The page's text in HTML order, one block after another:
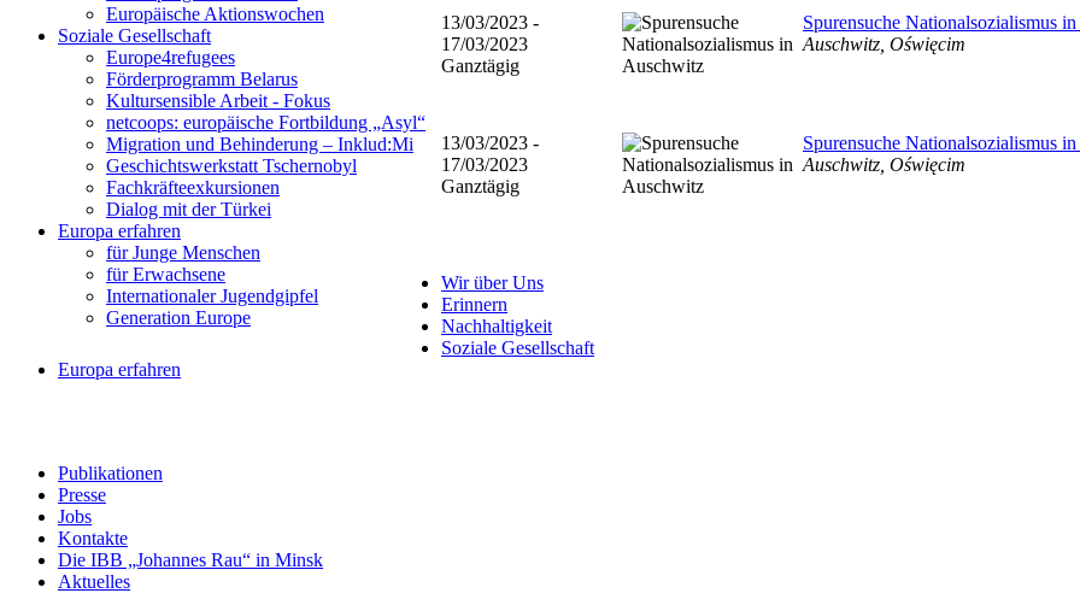
Europäische Aktionswochen
Soziale Gesellschaft
Europe4refugees
Förderprogramm Belarus
Kultursensible Arbeit - Fokus
netcoops: europäische Fortbildung „Asyl“
Migration und Behinderung – Inklud:Mi
Geschichtswerkstatt Tschernobyl
Fachkräfteexkursionen
Dialog mit der Türkei
Europa erfahren
für Junge Menschen
für Erwachsene
Internationaler Jugendgipfel
Generation Europe
13/03/2023 -
17/03/2023
Ganztägig
Spurensuche Nationalsozialismus
Auschwitz, Oświęcim
13/03/2023 -
17/03/2023
Ganztägig
Spurensuche Nationalsozialismus
Auschwitz, Oświęcim
Wir über Uns
Erinnern
Nachhaltigkeit
Soziale Gesellschaft
Europa erfahren
Publikationen
Presse
Jobs
Kontakte
Die IBB „Johannes Rau“ in Minsk
Aktuelles